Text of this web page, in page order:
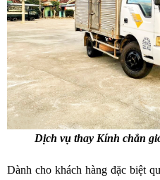
Dịch vụ thay Kính chắn
Dành cho khách hàng đặc biệt